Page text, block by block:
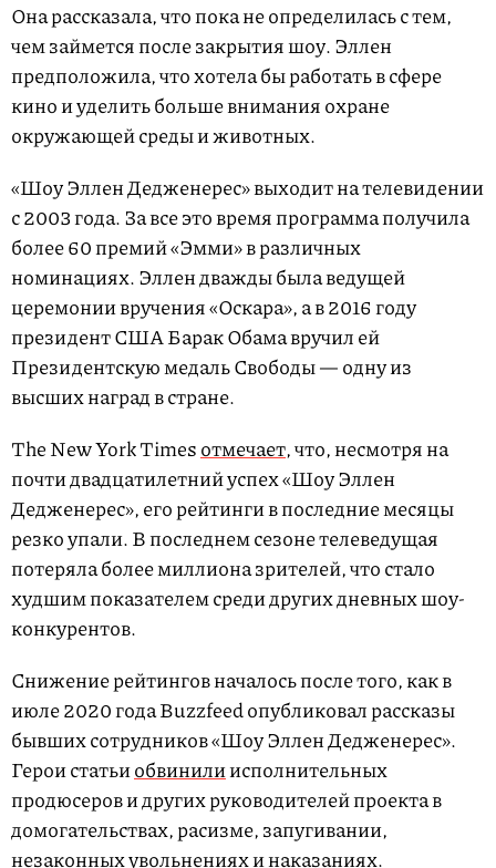
Она рассказала, что пока не определилась с тем,
чем займется после закрытия шоу. Эллен
предположила, что хотела бы работать в сфере
кино и уделить больше внимания охране
окружающей среды и животных.
«Шоу Эллен Дедженерес» выходит на телевидении
с 2003 года. За все это время программа получила
более 60 премий «Эмми» в различных
номинациях. Эллен дважды была ведущей
церемонии вручения «Оскара», а в 2016 году
президент США Барак Обама вручил ей
Президентскую медаль Свободы — одну из
высших наград в стране.
The New York Timesотмечает, что, несмотря на
почти двадцатилетний успех «Шоу Эллен
Дедженерес», его рейтинги в последние месяцы
резко упали. В последнем сезоне телеведущая
потеряла более миллиона зрителей, что стало
худшим показателем среди других дневных шоу-
конкурентов.
Снижение рейтингов началось после того, как в
июле 2020 года Buzzfeed опубликовал рассказы
бывших сотрудников «Шоу Эллен Дедженерес».
Герои статьиобвинилиисполнительных
продюсеров и других руководителей проекта в
домогательствах, расизме, запугивании,
незаконных увольнениях и наказаниях.